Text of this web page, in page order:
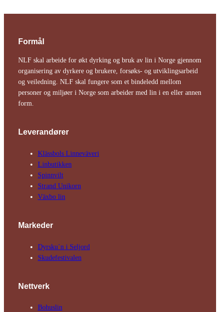
Formål
NLF skal arbeide for økt dyrking og bruk av lin i Norge gjennom
organisering av dyrkere og brukere, forsøks- og utviklingsarbeid
og veiledning. NLF skal fungere som et bindeledd mellom
personer og miljøer i Norge som arbeider med lin i en eller annen
form.
Leverandører
Klässbols Linne­väveri
Linbutikken
Spinnvilt
Strand Unikorn
Växbo lin
Markeder
Dyrsku´n i Seljord
Skude­fes­tivalen
Nettverk
Bohuslin